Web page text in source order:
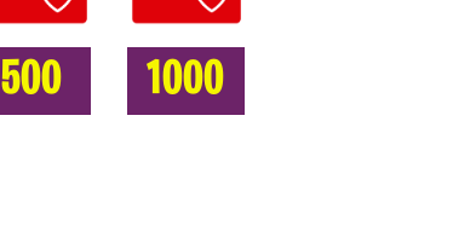
500 1000